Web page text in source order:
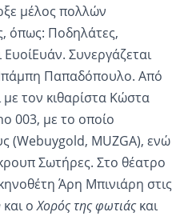
μέλος πολλών
όπως: Ποδηλάτες,
Συνεργάζεται
Παπαδόπουλο. Από
με τον κιθαρίστα Κώστα
003, με το οποίο
(Webuygold, MUZGA), ενώ
Σωτήρες. Στο θέατρο
Άρη Μπινιάρη στις
και οΧορός της φωτιάςκαι